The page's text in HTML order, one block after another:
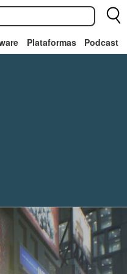
Plataformas Podcast